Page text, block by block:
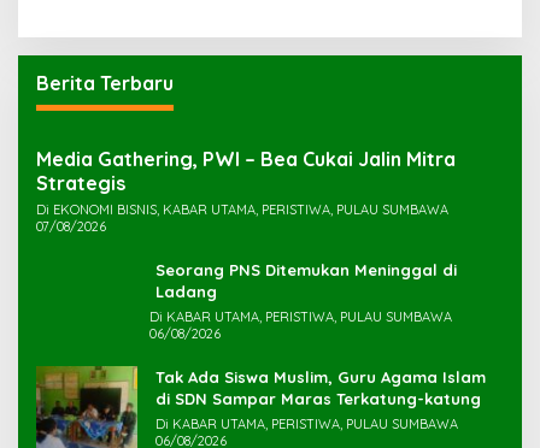
Berita Terbaru
Media Gathering, PWI – Bea Cukai Jalin Mitra
Strategis
Di EKONOMI BISNIS, KABAR UTAMA, PERISTIWA, PULAU SUMBAWA
07/08/2026
Seorang PNS Ditemukan Meninggal di
Ladang
Di KABAR UTAMA, PERISTIWA, PULAU SUMBAWA
06/08/2026
Tak Ada Siswa Muslim, Guru Agama Islam
di SDN Sampar Maras Terkatung-katung ‎
Di KABAR UTAMA, PERISTIWA, PULAU SUMBAWA
06/08/2026